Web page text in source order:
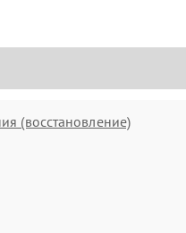
(восстановление)